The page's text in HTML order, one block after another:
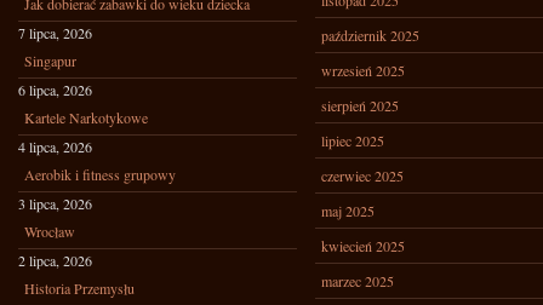
7 lipca, 2026
Singapur
6 lipca, 2026
Kartele Narkotykowe
4 lipca, 2026
Aerobik i fitness grupowy
3 lipca, 2026
Wrocław
2 lipca, 2026
Historia Przemysłu
październik 2025
wrzesień 2025
sierpień 2025
lipiec 2025
czerwiec 2025
maj 2025
kwiecień 2025
marzec 2025